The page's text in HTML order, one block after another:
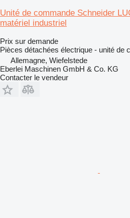
Unité de commande Schneider
matériel industriel
Prix sur demande
Pièces détachées électrique - unité de
Allemagne, Wiefelstede
Eberlei Maschinen GmbH & Co. KG
Contacter le vendeur